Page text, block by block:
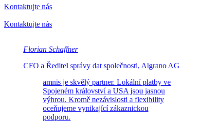
Kontaktujte nás
Kontaktujte nás
Florian Schaffner
CFO a Ředitel správy dat společnosti, Algrano AG
amnis je skvělý partner. Lokální platby ve
Spojeném království a USA jsou jasnou
výhrou. Kromě nezávislosti a flexibility
oceňujeme vynikající zákaznickou
podporu.